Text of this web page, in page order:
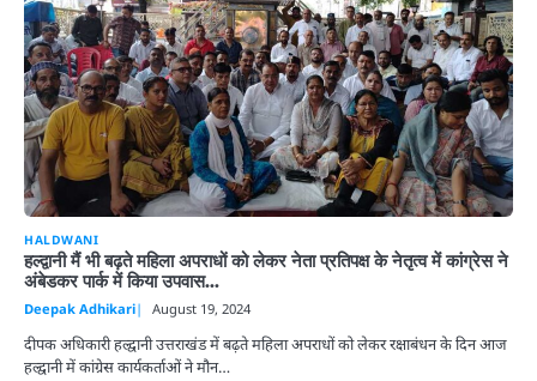
HALDWANI
हल्द्वानी मैं भी बढ़ते महिला अपराधों को लेकर नेता प्रतिपक्ष के नेतृत्व में कांग्रेस ने
अंबेडकर पार्क में किया उपवास…
Deepak Adhikari August 19, 2024
दीपक अधिकारी हल्द्वानी उत्तराखंड में बढ़ते महिला अपराधों को लेकर रक्षाबंधन के दिन आज
हल्द्वानी में कांग्रेस कार्यकर्ताओं ने मौन…